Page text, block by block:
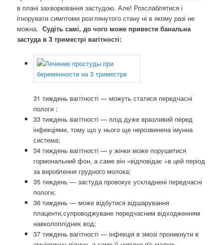
в плані захворювання застудою. Але! Розслаблятися і
ігнорувати симптоми розглянутого стану ні в якому разі не
можна. Судіть самі, до чого може привести банальна
застуда в 3 триместрі вагітності:
31 тиждень вагітності — можуть статися передчасні
пологи ;
33 тиждень вагітності — плід дуже вразливий перед
інфекціями, тому що у нього ще нерозвинена імунна
система;
34 тиждень вагітності — у жінки може порушитися
гормональний фон, а саме він «відповідає »в цей період
за вироблення грудного молока;
35 тиждень — застуда провокує ускладнені передчасні
пологи;
36 тиждень — може відбутися відшарування
плаценти,супроводжуване передчасним відходженням
навколоплідних вод;
37 тиждень вагітності — інфекція в змозі проникнути в